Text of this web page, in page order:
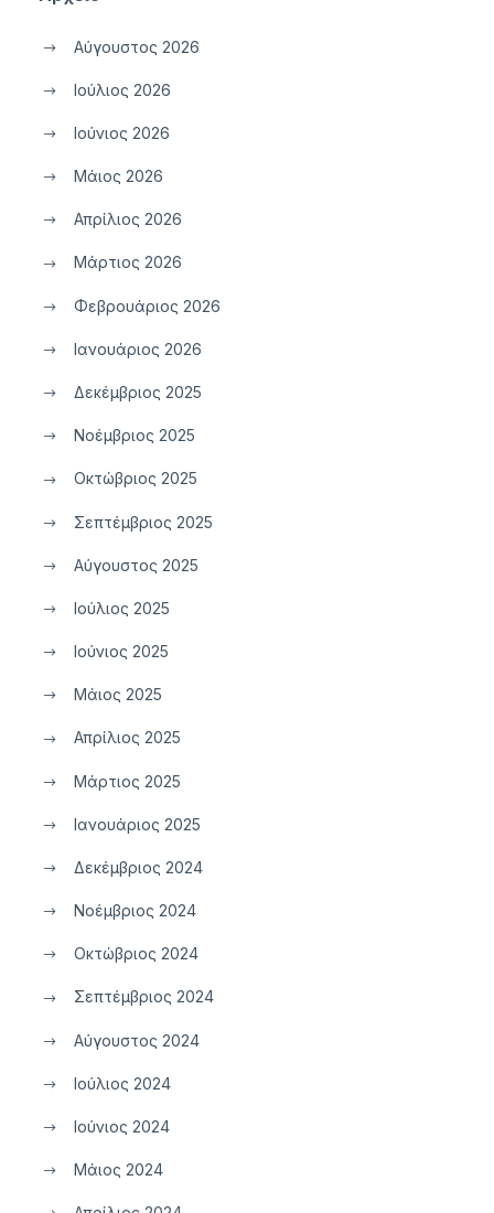
Αύγουστος 2026
Ιούλιος 2026
Ιούνιος 2026
Μάιος 2026
Απρίλιος 2026
Μάρτιος 2026
Φεβρουάριος 2026
Ιανουάριος 2026
Δεκέμβριος 2025
Νοέμβριος 2025
Οκτώβριος 2025
Σεπτέμβριος 2025
Αύγουστος 2025
Ιούλιος 2025
Ιούνιος 2025
Μάιος 2025
Απρίλιος 2025
Μάρτιος 2025
Ιανουάριος 2025
Δεκέμβριος 2024
Νοέμβριος 2024
Οκτώβριος 2024
Σεπτέμβριος 2024
Αύγουστος 2024
Ιούλιος 2024
Ιούνιος 2024
Μάιος 2024